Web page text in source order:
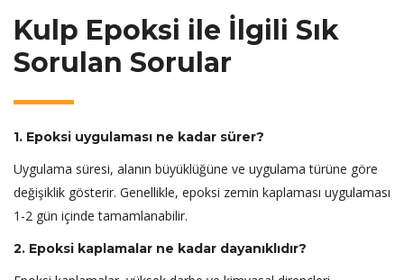
Kulp Epoksi ile İlgili Sık
Sorulan Sorular
1. Epoksi uygulaması ne kadar sürer?
Uygulama süresi, alanın büyüklüğüne ve uygulama türüne göre
değişiklik gösterir. Genellikle, epoksi zemin kaplaması uygulaması
1-2 gün içinde tamamlanabilir.
2. Epoksi kaplamalar ne kadar dayanıklıdır?